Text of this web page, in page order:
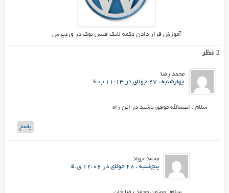
آموزش قرار دادن دکمه لایک فیس بوک در وردپرس
2 نظر
محمد رضا
چهارشنبه ، 27 جولای در 11:13 ب.ظ
سلام . اینشالله موفق باشید در این راه
پاسخ
محمد جواد
پنج‌شنبه ، 28 جولای در 12:06 ق.ظ